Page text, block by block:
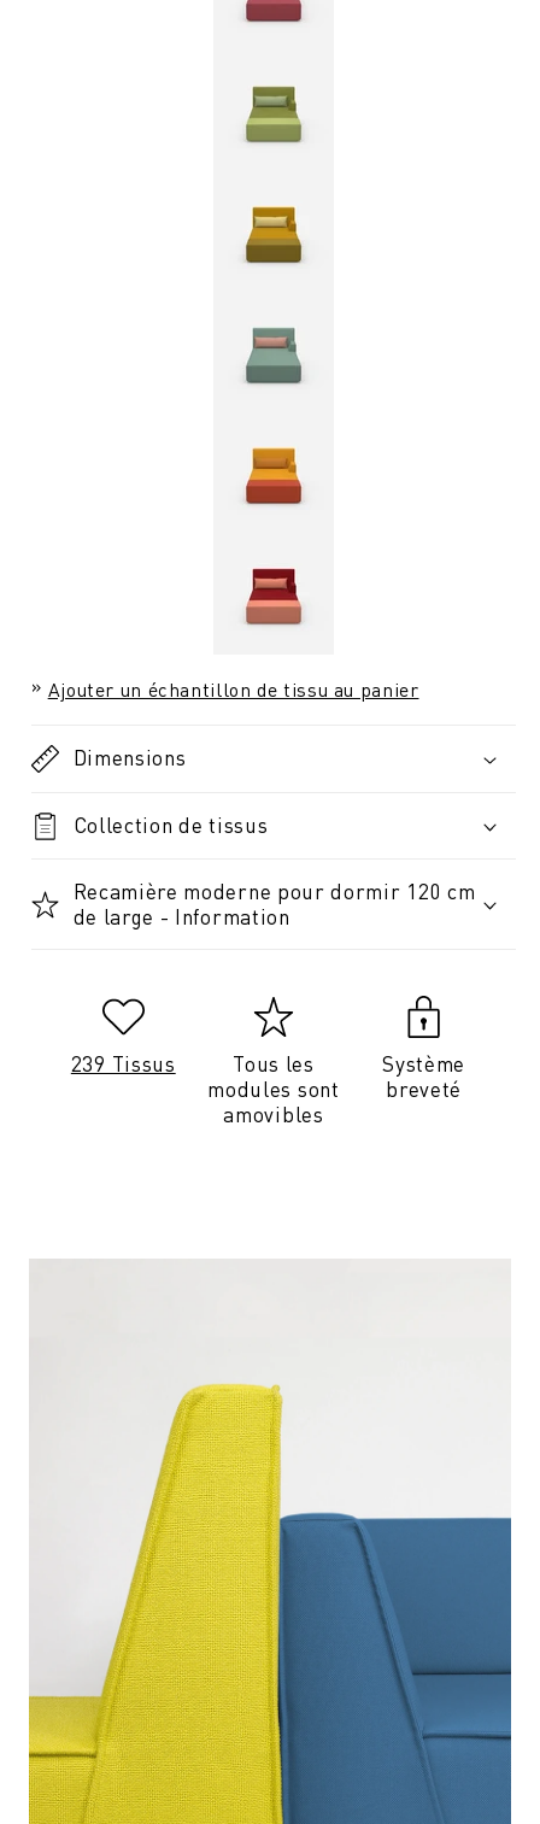
Ajouter un échantillon de tissu au panier
Dimensions
Collection de tissus
Recamière moderne pour dormir 120 cm
de large - Information
239 Tissus
Tous les
modules sont
amovibles
Système
breveté